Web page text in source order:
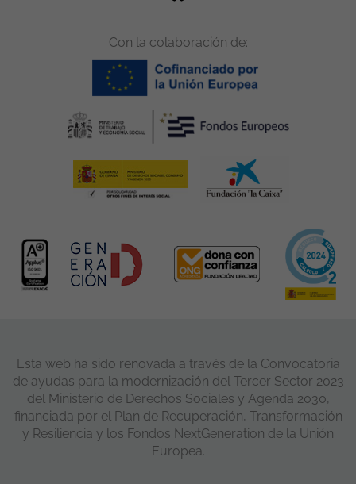
Con la colaboración de:
Esta web ha sido renovada a través de la Convocatoria
de ayudas para la modernización del Tercer Sector 2023
del Ministerio de Derechos Sociales y Agenda 2030,
financiada por el Plan de Recuperación, Transformación
y Resiliencia y los Fondos NextGeneration de la Unión
Europea.